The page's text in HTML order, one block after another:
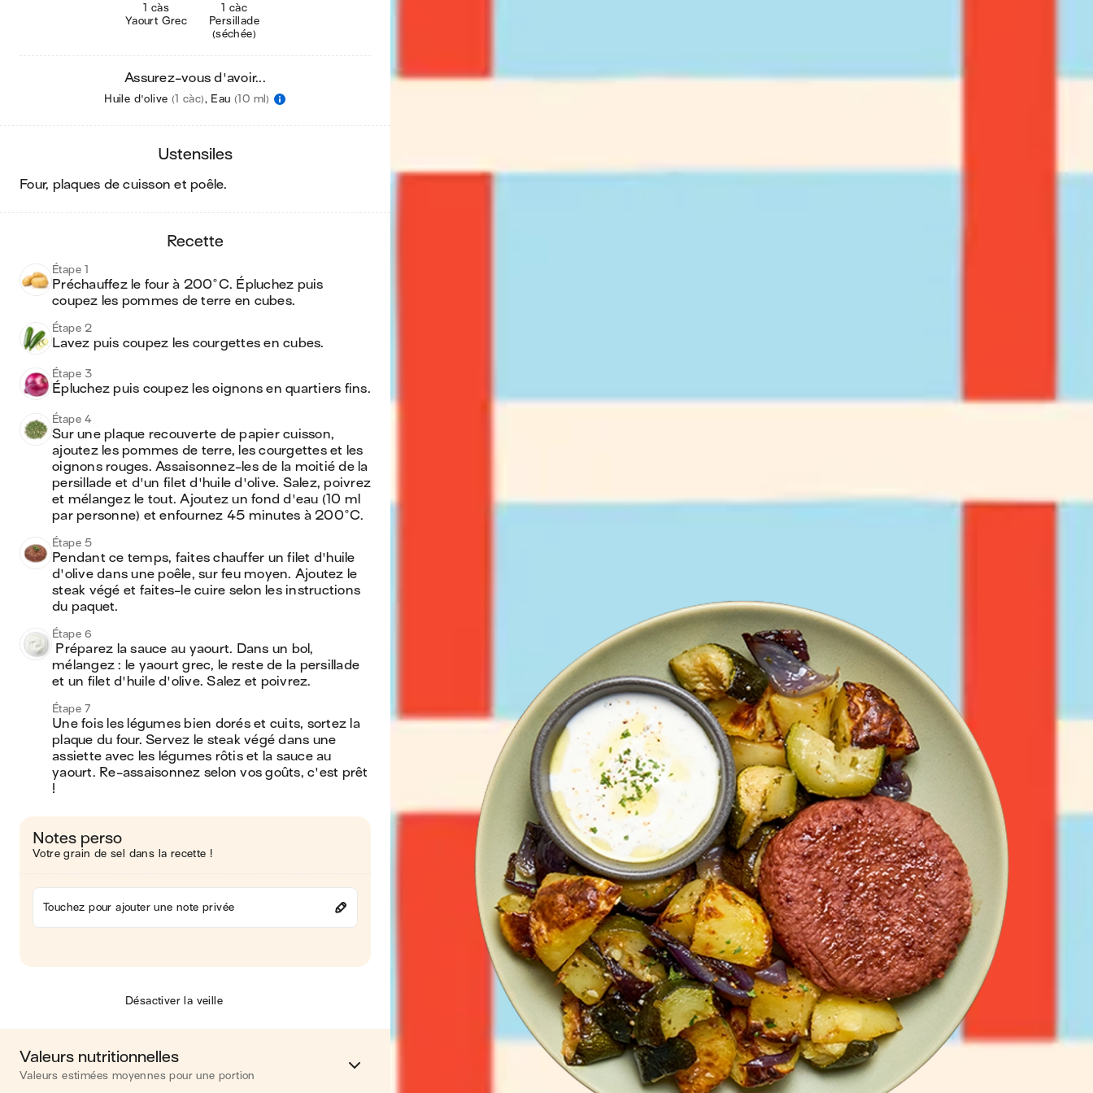
1 càs
Yaourt Grec
1 càc
Persillade
(séchée)
Assurez-vous d'avoir...
Huile d'olive (1 càc), Eau (10 ml)
ustensiles
four, plaques de cuisson et poêle.
recette
Étape 1
Préchauffez le four à 200°C. Épluchez puis
coupez les pommes de terre en cubes.
Étape 2
Lavez puis coupez les courgettes en cubes.
Étape 3
Épluchez puis coupez les oignons en quartiers fins.
Étape 4
Sur une plaque recouverte de papier cuisson,
ajoutez les pommes de terre, les courgettes et les
oignons rouges. Assaisonnez-les de la moitié de la
persillade et d'un filet d'huile d'olive. Salez, poivrez
et mélangez le tout. Ajoutez un fond d'eau (10 ml
par personne) et enfournez 45 minutes à 200°C.
Étape 5
Pendant ce temps, faites chauffer un filet d'huile
d'olive dans une poêle, sur feu moyen. Ajoutez le
steak végé et faites-le cuire selon les instructions
du paquet.
Étape 6
mélangez : le yaourt grec, le reste de la persillade
et un filet d'huile d'olive. Salez et poivrez.
Étape 7
Une fois les légumes bien dorés et cuits, sortez la
plaque du four. Servez le steak végé dans une
assiette avec les légumes rôtis et la sauce au
yaourt. Re-assaisonnez selon vos goûts, c'est prêt
!
Notes perso
Votre grain de sel dans la recette !
Touchez pour ajouter une note privée
Désactiver la veille
Valeurs nutritionnelles
Valeurs estimées moyennes pour une portion